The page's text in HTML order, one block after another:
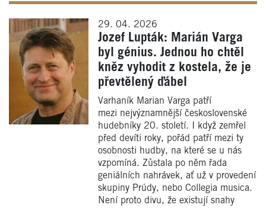
29. 04. 2026
Jozef Lupták: Marián Varga
byl génius. Jednou ho chtěl
kněz vyhodit z kostela, že je
převtělený ďábel
Varhaník Marian Varga patří
mezi nejvýznamnější československé
hudebníky 20. století. I když zemřel
před devíti roky, pořád patří mezi ty
osobnosti hudby, na které se u nás
vzpomíná. Zůstala po něm řada
geniálních nahrávek, ať už v provedení
skupiny Prúdy, nebo Collegia musica.
Není proto divu, že existují snahy